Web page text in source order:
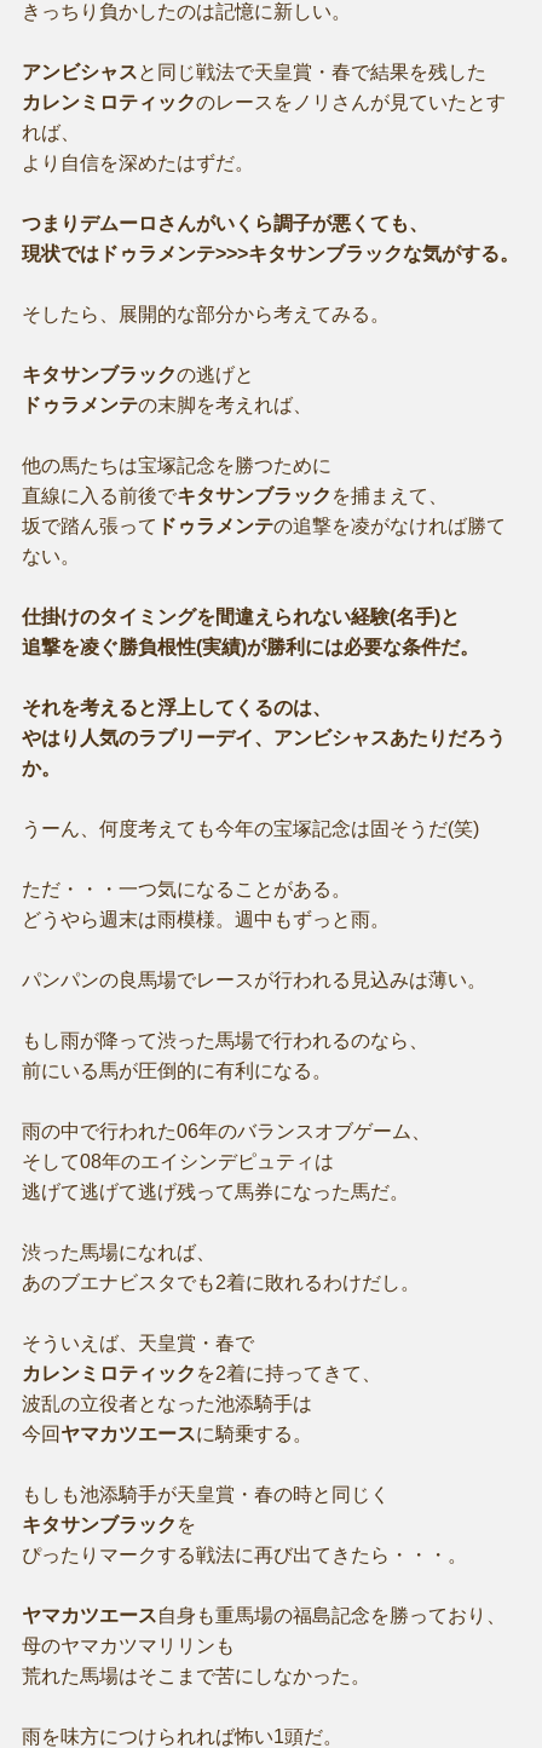
きっちり負かしたのは記憶に新しい。
アンビシャスと同じ戦法で天皇賞・春で結果を残した
カレンミロティックのレースをノリさんが見ていたとす
れば、
より自信を深めたはずだ。
つまりデムーロさんがいくら調子が悪くても、
現状ではドゥラメンテ>>>キタサンブラックな気がする。
そしたら、展開的な部分から考えてみる。
キタサンブラックの逃げと
ドゥラメンテの末脚を考えれば、
他の馬たちは宝塚記念を勝つために
直線に入る前後でキタサンブラック を捕まえて、
坂で踏ん張って ドゥラメンテの追撃を凌がなければ勝て
ない。
仕掛けのタイミングを間違えられない経験(名手)と
追撃を凌ぐ勝負根性(実績)が勝利には必要な条件だ。
それを考えると浮上してくるのは、
やはり人気のラブリーデイ、アンビシャスあたりだろう
か。
うーん、何度考えても今年の宝塚記念は固そうだ(笑)
ただ・・・一つ気になることがある。
どうやら週末は雨模様。週中もずっと雨。
パンパンの良馬場でレースが行われる見込みは薄い。
もし雨が降って渋った馬場で行われるのなら、
前にいる馬が圧倒的に有利になる。
雨の中で行われた06年のバランスオブゲーム、
そして08年のエイシンデピュティは
逃げて逃げて逃げ残って馬券になった馬だ。
渋った馬場になれば、
あのブエナビスタでも2着に敗れるわけだし。
そういえば、天皇賞・春で
カレンミロティック を2着に持ってきて、
波乱の立役者となった池添騎手は
今回 ヤマカツエースに騎乗する。
もしも池添騎手が天皇賞・春の時と同じく
キタサンブラック を
ぴったりマークする戦法に再び出てきたら・・・。
ヤマカツエース自身も重馬場の福島記念を勝っており、
母のヤマカツマリリンも
荒れた馬場はそこまで苦にしなかった。
雨を味方につけられれば怖い1頭だ。